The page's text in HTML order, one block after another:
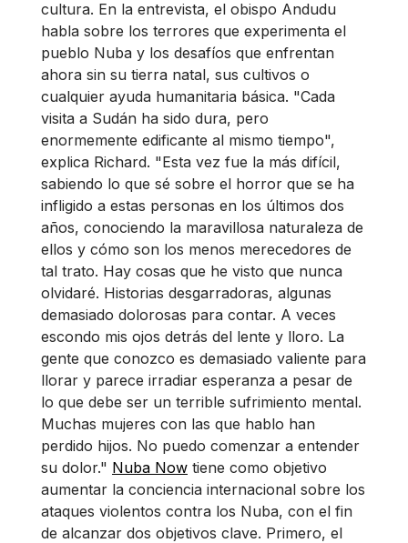
cultura. En la entrevista, el obispo Andudu
habla sobre los terrores que experimenta el
pueblo Nuba y los desafíos que enfrentan
ahora sin su tierra natal, sus cultivos o
cualquier ayuda humanitaria básica. "Cada
visita a Sudán ha sido dura, pero
enormemente edificante al mismo tiempo",
explica Richard. "Esta vez fue la más difícil,
sabiendo lo que sé sobre el horror que se ha
infligido a estas personas en los últimos dos
años, conociendo la maravillosa naturaleza de
ellos y cómo son los menos merecedores de
tal trato. Hay cosas que he visto que nunca
olvidaré. Historias desgarradoras, algunas
demasiado dolorosas para contar. A veces
escondo mis ojos detrás del lente y lloro. La
gente que conozco es demasiado valiente para
llorar y parece irradiar esperanza a pesar de
lo que debe ser un terrible sufrimiento mental.
Muchas mujeres con las que hablo han
perdido hijos. No puedo comenzar a entender
su dolor." Nuba Now tiene como objetivo
aumentar la conciencia internacional sobre los
ataques violentos contra los Nuba, con el fin
de alcanzar dos objetivos clave. Primero, el